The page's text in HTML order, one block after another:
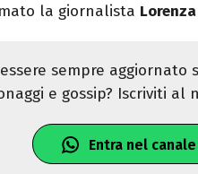
la giornalista
sempre aggiornato
e gossip? Iscriviti
Entra nel